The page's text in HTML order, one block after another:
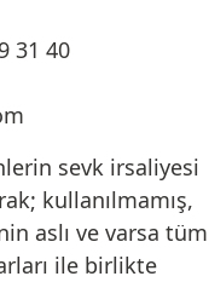
31 40
sevk irsaliyesi
kullanılmamış,
aslı ve varsa tüm
ile birlikte